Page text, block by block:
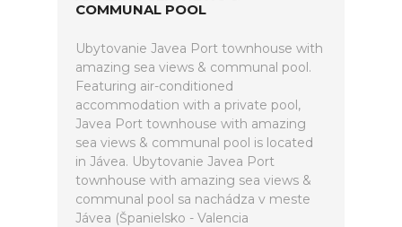
COMMUNAL POOL
Ubytovanie Javea Port townhouse with
amazing sea views & communal pool.
Featuring air-conditioned
accommodation with a private pool,
Javea Port townhouse with amazing
sea views & communal pool is located
in Jávea. Ubytovanie Javea Port
townhouse with amazing sea views &
communal pool sa nachádza v meste
Jávea (Španielsko - Valencia